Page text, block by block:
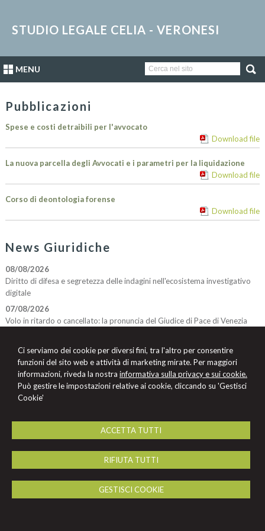
Ci serviamo dei cookie per diversi fini, tra l'altro per consentire
funzioni del sito web e attività di marketing mirate. Per maggiori
informazioni, riveda la nostra informativa sulla privacy e sui cookie.
Può gestire le impostazioni relative ai cookie, cliccando su 'Gestisci
Cookie'
ACCETTA TUTTI
RIFIUTA TUTTI
GESTISCI COOKIE
STUDIO LEGALE CELIA - VERONESI
MENU
Pubblicazioni
Spese e costi detraibili per l'avvocato
Download file
La nuova parcella degli Avvocati e i parametri per la liquidazione
Download file
Corso di deontologia forense
Download file
News Giuridiche
08/08/2026
Diritto di difesa e segretezza delle indagini nell'ecosistema investigativo
digitale
07/08/2026
Volo in ritardo o cancellato: la pronuncia del Giudice di Pace di Venezia
AI Act: ok definitivo ai decreti su governance e attività di polizia. Il Cdm
vara la riforma del sistema 231
STUDIO LEGALE CELIA - VERONESI
051/0393280
© 2026 Copyright Studio Legale Teresa Celia. Tutti i diritti riservati | P.IVA
02442511206 |Gestisci Cookie-Sitemap-Privacy-Cookie Policy-Credits